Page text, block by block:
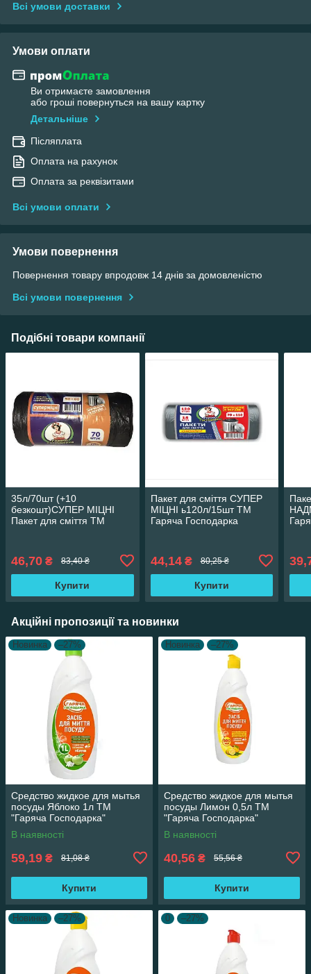
Всі умови доставки
Умови оплати
Ви отримаєте замовлення
або гроші повернуться на вашу картку
Детальніше
Післяплата
Оплата на рахунок
Оплата за реквізитами
Всі умови оплати
Умови повернення
Повернення товару впродовж 14 днів за домовленістю
Всі умови повернення
Подібні товари компанії
35л/70шт (+10
безкошт)СУПЕР МІЦНІ
Пакет для сміття ТМ
46,70 ₴ 83,40 ₴
Купити
Пакет для сміття СУПЕР
МІЦНІ ь120л/15шт ТМ
Гаряча Господарка
44,14₴ 80,25 ₴
Купити
Акційні пропозиції та новинки
Новинка –27%
Средство жидкое для мытья
посуды Яблоко 1л ТМ
"Гаряча Господарка"
В наявності
59,19 ₴ 81,08 ₴
Купити
Новинка –27%
Средство жидкое для мытья
посуды Лимон 0,5л ТМ
"Гаряча Господарка"
В наявності
40,56 ₴ 55,56 ₴
Купити
Новинка –27% 0 –27%